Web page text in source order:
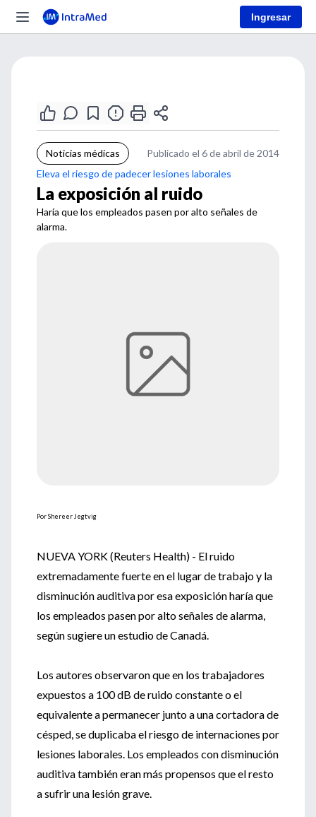
Ingresar
Noticias médicas
Publicado el 6 de abril de 2014
Eleva el riesgo de padecer lesiones laborales
La exposición al ruido
Haría que los empleados pasen por alto señales de
alarma.
Por Shereer Jegtvig
NUEVA YORK (Reuters Health) - El ruido
extremadamente fuerte en el lugar de trabajo y la
disminución auditiva por esa exposición haría que
los empleados pasen por alto señales de alarma,
según sugiere un estudio de Canadá.
Los autores observaron que en los trabajadores
expuestos a 100 dB de ruido constante o el
equivalente a permanecer junto a una cortadora de
césped, se duplicaba el riesgo de internaciones por
lesiones laborales. Los empleados con disminución
auditiva también eran más propensos que el resto
a sufrir una lesión grave.